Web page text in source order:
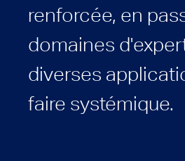
renforcée, en
domaines
diverses
faire systémique.